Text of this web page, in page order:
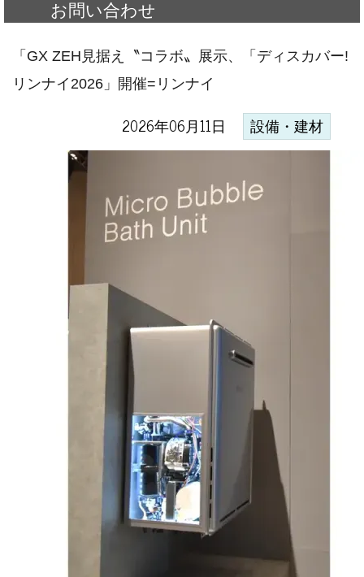
お問い合わせ
「GX ZEH見据え〝コラボ〟展示、「ディスカバー!
リンナイ2026」開催=リンナイ
2026年06月11日 設備・建材